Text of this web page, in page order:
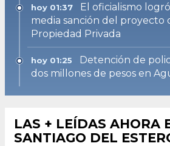
hoy 01:37
El oficialismo
media sanción del proyecto
Propiedad Privada
hoy 01:25
Detención de
dos millones de pesos en
LAS + LEÍDAS AHORA
SANTIAGO DEL